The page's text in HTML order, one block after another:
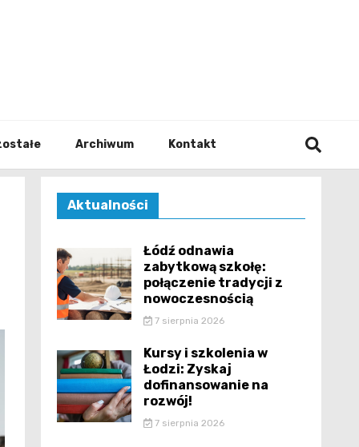
Archiwum Kontakt
Aktualności
Łódź odnawia
zabytkową szkołę:
połączenie tradycji z
nowoczesnością
7 sierpnia 2026
Kursy i szkolenia w
Łodzi: Zyskaj
dofinansowanie na
rozwój!
7 sierpnia 2026